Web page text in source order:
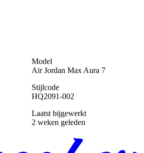
Model
Air Jordan Max Aura 7
Stijlcode
HQ2091-002
Laatst bijgewerkt
2 weken geleden